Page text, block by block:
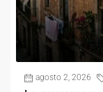
agosto 2, 2026